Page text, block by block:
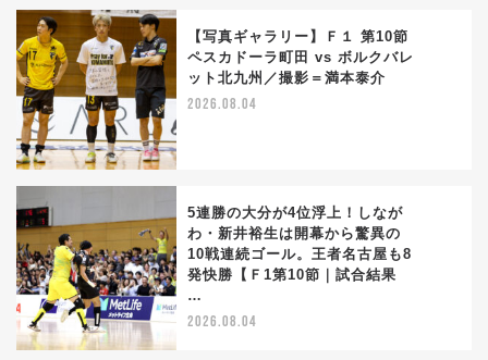
【写真ギャラリー】Ｆ１ 第10節
ペスカドーラ町田 vs ボルクバレ
ット北九州／撮影＝満本泰介
2026.08.04
5連勝の大分が4位浮上！しなが
わ・新井裕生は開幕から驚異の
10戦連続ゴール。王者名古屋も8
発快勝【Ｆ1第10節｜試合結果
…
2026.08.04